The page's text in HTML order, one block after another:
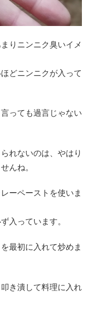
りニンニク臭いイメ
どニンニクが入って
っても過言じゃない
れないのは、やはり
んね。
ーペーストを使いま
入っています。
最初に入れて炒めま
き潰して料理に入れ